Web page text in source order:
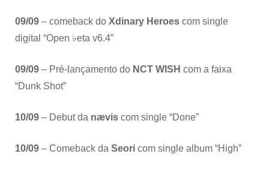
09/09 – comeback do Xdinary Heroes com single
digital “Open ♭eta v6.4”
09/09 – Pré-lançamento do NCT WISH com a faixa
“Dunk Shot”
10/09 – Debut da nævis com single “Done”
10/09 – Comeback da Seori com single album “High”